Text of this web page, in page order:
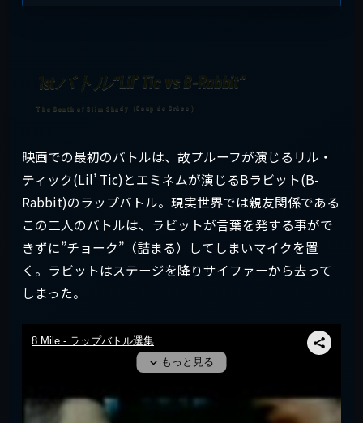
1stバトル“Lil’ Tic vs B-Rabbit”
映画での最初のバトルは、故プルーフが演じるリル・
ティック(Lil’ Tic)とエミネムが演じるBラビット(B-
Rabbit)のラップバトル。現実世界では親友関係である
この二人のバトルは、ラビットが言葉を発する事がで
きずに”チョーク”（詰まる）してしまいマイクを置
く。ラビットはステージを降りサイファーから去って
しまった。